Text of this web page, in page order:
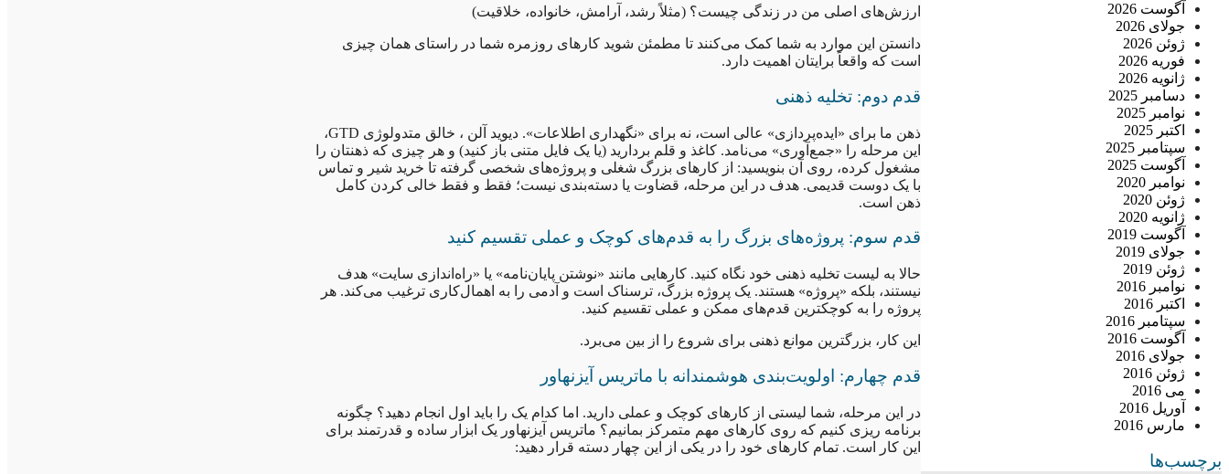
آگوست 2026
جولای 2026
ژوئن 2026
فوریه 2026
ژانویه 2026
دسامبر 2025
نوامبر 2025
اکتبر 2025
سپتامبر 2025
آگوست 2025
نوامبر 2020
ژوئن 2020
ژانویه 2020
آگوست 2019
جولای 2019
ژوئن 2019
نوامبر 2016
اکتبر 2016
سپتامبر 2016
آگوست 2016
جولای 2016
ژوئن 2016
می 2016
آوریل 2016
مارس 2016
برچسب‌ها
ارزش‌های اصلی من در زندگی چیست؟ (مثلاً رشد، آرامش، خانواده، خلاقیت)
دانستن این موارد به شما کمک می‌کنند تا مطمئن شوید کارهای روزمره شما در راستای همان چیزی
است که واقعاً برایتان اهمیت دارد.
قدم دوم: تخلیه ذهنی
ذهن ما برای «ایده‌پردازی» عالی است، نه برای «نگهداری اطلاعات». دیوید آلن ، خالق متدولوژی GTD،
این مرحله را «جمع‌آوری» می‌نامد. کاغذ و قلم بردارید (یا یک فایل متنی باز کنید) و هر چیزی که ذهنتان را
مشغول کرده، روی آن بنویسید: از کارهای بزرگ شغلی و پروژه‌های شخصی گرفته تا خرید شیر و تماس
با یک دوست قدیمی. هدف در این مرحله، قضاوت یا دسته‌بندی نیست؛ فقط و فقط خالی کردن کامل
ذهن است.
قدم سوم: پروژه‌های بزرگ را به قدم‌های کوچک و عملی تقسیم کنید
حالا به لیست تخلیه ذهنی خود نگاه کنید. کارهایی مانند «نوشتن پایان‌نامه» یا «راه‌اندازی سایت» هدف
نیستند، بلکه «پروژه» هستند. یک پروژه بزرگ، ترسناک است و آدمی را به اهمال‌کاری ترغیب می‌کند. هر
پروژه را به کوچکترین قدم‌های ممکن و عملی تقسیم کنید.
این کار، بزرگترین موانع ذهنی برای شروع را از بین می‌برد.
قدم چهارم: اولویت‌بندی هوشمندانه با ماتریس آیزنهاور
در این مرحله، شما لیستی از کارهای کوچک و عملی دارید. اما کدام یک را باید اول انجام دهید؟ چگونه
برنامه ریزی کنیم که روی کارهای مهم متمرکز بمانیم؟ ماتریس آیزنهاور یک ابزار ساده و قدرتمند برای
این کار است. تمام کارهای خود را در یکی از این چهار دسته قرار دهید: